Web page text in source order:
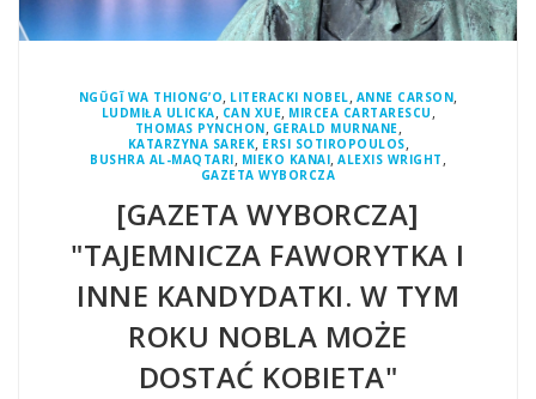
NGŨGĨ WA THIONG’O, LITERACKI NOBEL, ANNE CARSON,
LUDMIŁA ULICKA, CAN XUE, MIRCEA CARTARESCU ,
THOMAS PYNCHON, GERALD MURNANE,
KATARZYNA SAREK, ERSI SOTIROPOULOS,
BUSHRA AL-MAQTARI, MIEKO KANAI,ALEXIS WRIGHT ,
GAZETA WYBORCZA
[GAZETA WYBORCZA]
"TAJEMNICZA FAWORYTKA I
INNE KANDYDATKI. W TYM
ROKU NOBLA MOŻE
DOSTAĆ KOBIETA"